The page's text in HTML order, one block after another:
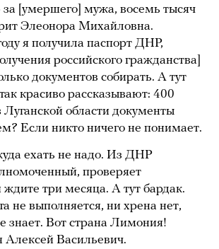
[умершего] мужа, восемь тысяч
Элеонора Михайловна.
я получила паспорт ДНР,
российского гражданства]
документов собирать. А тут
красиво рассказывают: 400
Луганской области документы
Если никто ничего не понимает.
ехать не надо. Из ДНР
проверяет
три месяца. А тут бардак.
не выполняется, ни хрена нет,
знает. Вот страна Лимония!
Алексей Васильевич.